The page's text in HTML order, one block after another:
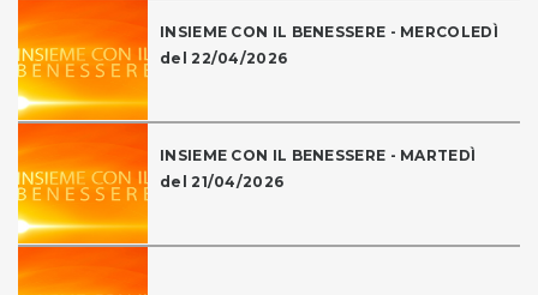
INSIEME CON IL BENESSERE - MERCOLEDÌ
del 22/04/2026
INSIEME CON IL BENESSERE - MARTEDÌ
del 21/04/2026